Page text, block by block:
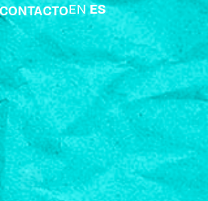
CONTACTOEN ES